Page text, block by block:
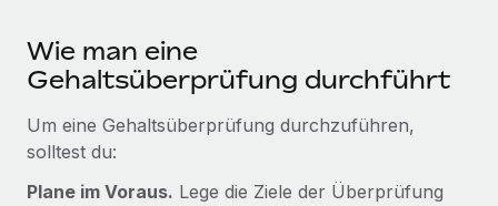
Geräteverwaltung
Globale Bereitstellung und Verfolgung von IT-
Geräten
Gründung von Niederlassungen
Niederlassungen
Mehr erfahren
Revolution des Enterprise Contractor
globalen Content-Agentur mit Remote
EOR und PEO
Contractor Management
Steuern
Wie man eine
Gehaltsüberprüfung durchführt
Um eine Gehaltsüberprüfung durchzuführen,
solltest du:
Plane im Voraus. Lege die Ziele der Überprüfung